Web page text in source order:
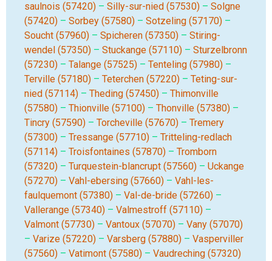
saulnois (57420) – Silly-sur-nied (57530) – Solgne
(57420) – Sorbey (57580) – Sotzeling (57170) –
Soucht (57960) – Spicheren (57350) – Stiring-
wendel (57350) – Stuckange (57110) – Sturzelbronn
(57230) – Talange (57525) – Tenteling (57980) –
Terville (57180) – Teterchen (57220) – Teting-sur-
nied (57114) – Theding (57450) – Thimonville
(57580) – Thionville (57100) – Thonville (57380) –
Tincry (57590) – Torcheville (57670) – Tremery
(57300) – Tressange (57710) – Tritteling-redlach
(57114) – Troisfontaines (57870) – Tromborn
(57320) – Turquestein-blancrupt (57560) – Uckange
(57270) – Vahl-ebersing (57660) – Vahl-les-
faulquemont (57380) – Val-de-bride (57260) –
Vallerange (57340) – Valmestroff (57110) –
Valmont (57730) – Vantoux (57070) – Vany (57070)
– Varize (57220) – Varsberg (57880) – Vasperviller
(57560) – Vatimont (57580) – Vaudreching (57320)